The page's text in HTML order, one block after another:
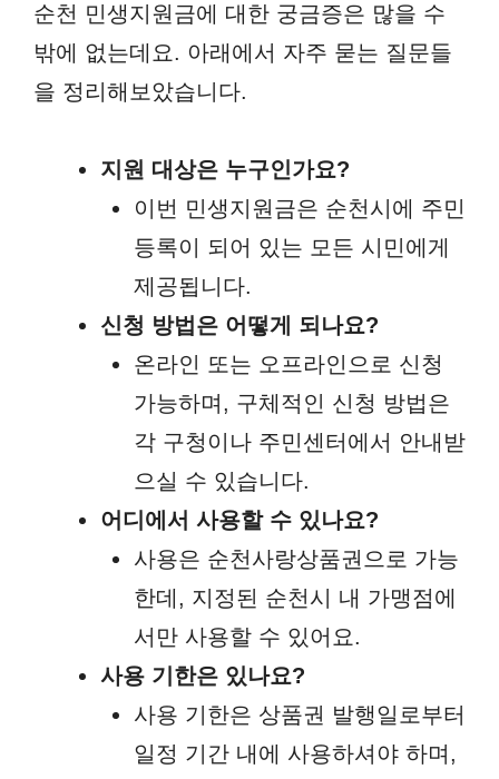
순천 민생지원금에 대한 궁금증은 많을 수
밖에 없는데요. 아래에서 자주 묻는 질문들
을 정리해보았습니다.
지원 대상은 누구인가요?
이번 민생지원금은 순천시에 주민
등록이 되어 있는 모든 시민에게
제공됩니다.
신청 방법은 어떻게 되나요?
온라인 또는 오프라인으로 신청
가능하며, 구체적인 신청 방법은
각 구청이나 주민센터에서 안내받
으실 수 있습니다.
어디에서 사용할 수 있나요?
사용은 순천사랑상품권으로 가능
한데, 지정된 순천시 내 가맹점에
서만 사용할 수 있어요.
사용 기한은 있나요?
사용 기한은 상품권 발행일로부터
일정 기간 내에 사용하셔야 하며,